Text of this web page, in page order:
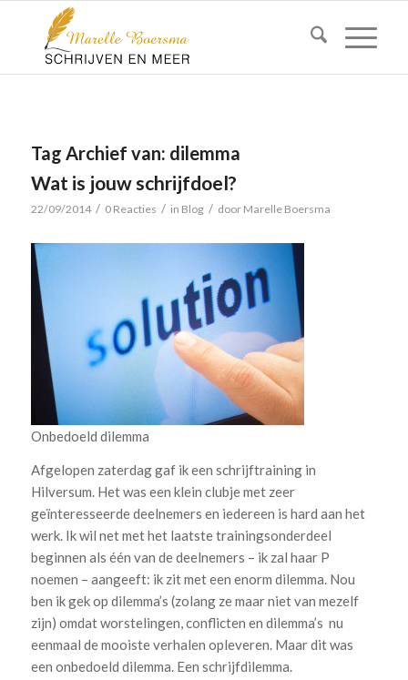
Tag Archief van: dilemma
Wat is jouw schrijfdoel?
22/09/2014 / 0 Reacties / in Blog / door Marelle Boersma
Onbedoeld dilemma
Afgelopen zaterdag gaf ik een schrijftraining in
Hilversum. Het was een klein clubje met zeer
geïnteresseerde deelnemers en iedereen is hard aan het
werk. Ik wil net met het laatste trainingsonderdeel
beginnen als één van de deelnemers – ik zal haar P
noemen – aangeeft: ik zit met een enorm dilemma. Nou
ben ik gek op dilemma’s (zolang ze maar niet van mezelf
zijn) omdat worstelingen, conflicten en dilemma’s nu
eenmaal de mooiste verhalen opleveren. Maar dit was
een onbedoeld dilemma. Een schrijfdilemma.